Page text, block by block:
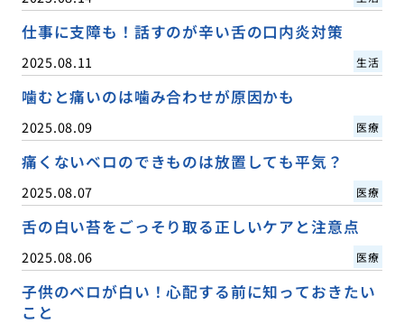
仕事に支障も！話すのが辛い舌の口内炎対策
2025.08.11 生活
噛むと痛いのは噛み合わせが原因かも
2025.08.09 医療
痛くないベロのできものは放置しても平気？
2025.08.07 医療
舌の白い苔をごっそり取る正しいケアと注意点
2025.08.06 医療
子供のベロが白い！心配する前に知っておきたい
こと